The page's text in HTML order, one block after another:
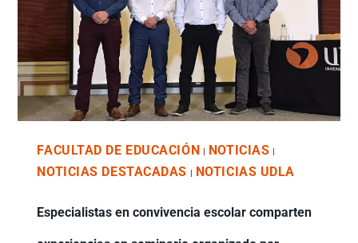
FACULTAD DE EDUCACIÓN | NOTICIAS |
NOTICIAS DESTACADAS | NOTICIAS UDLA
Especialistas en convivencia escolar comparten